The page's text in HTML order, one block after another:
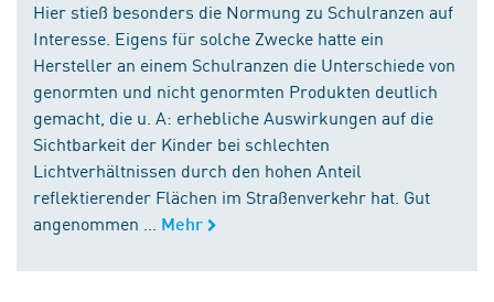
Hier stieß besonders die Normung zu Schulranzen auf
Interesse. Eigens für solche Zwecke hatte ein
Hersteller an einem Schulranzen die Unterschiede von
genormten und nicht genormten Produkten deutlich
gemacht, die u. A: erhebliche Auswirkungen auf die
Sichtbarkeit der Kinder bei schlechten
Lichtverhältnissen durch den hohen Anteil
reflektierender Flächen im Straßenverkehr hat. Gut
angenommen ...
Mehr